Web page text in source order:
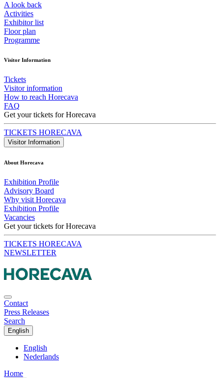
A look back
Activities
Exhibitor list
Floor plan
Programme
Visitor Information
Tickets
Visitor information
How to reach Horecava
FAQ
Get your tickets for Horecava
TICKETS HORECAVA
Visitor Information
About Horecava
Exhibition Profile
Advisory Board
Why visit Horecava
Exhibition Profile
Vacancies
Get your tickets for Horecava
TICKETS HORECAVA
NEWSLETTER
Contact
Press Releases
Search
English
English
Nederlands
Home